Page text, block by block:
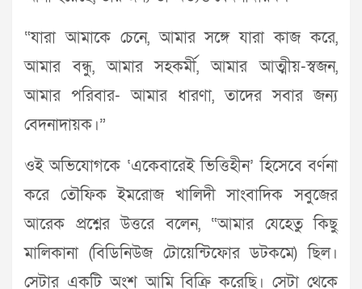
“যারা আমাকে চেনে, আমার সঙ্গে যারা কাজ করে,
আমার বন্ধু, আমার সহকর্মী, আমার আত্মীয়-স্বজন,
আমার পরিবার- আমার ধারণা, তাদের সবার জন্য
বেদনাদায়ক।”
ওই অভিযোগকে ‘একেবারেই ভিত্তিহীন’ হিসেবে বর্ণনা
করে তৌফিক ইমরোজ খালিদী সাংবাদিক সবুজের
আরেক প্রশ্নের উত্তরে বলেন, “আমার যেহেতু কিছু
মালিকানা (বিডিনিউজ টোয়েন্টিফোর ডটকমে) ছিল।
সেটার একটি অংশ আমি বিক্রি করেছি। সেটা থেকে